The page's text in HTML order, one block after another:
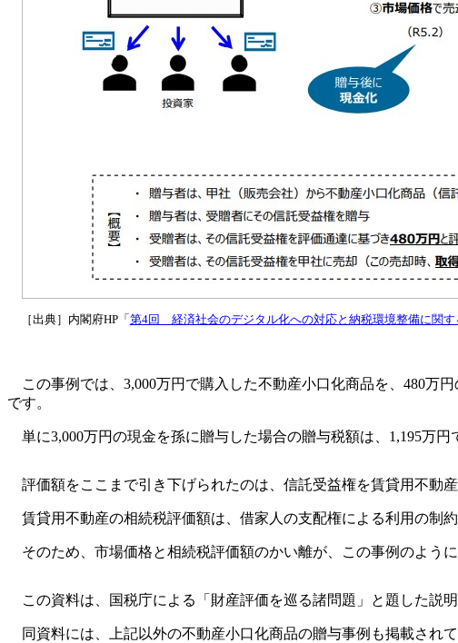
［出典］内閣府HP「 第4回 経済社会のデジタル化への対応と納税環境整備に関
この事例では、3,000万円で購入した不動産小口化商品を、480万
です。
単に3,000万円の現金を孫に贈与した場合の贈与税額は、1,195万
評価額をここまで引き下げられたのは、信託受益権を賃貸用不動
賃貸用不動産の相続税評価額は、借家人の支配権による利用の制
そのため、市場価格と相続税評価額のかい離が、この事例のように
この資料は、国税庁による「財産評価を巡る諸問題」と題した説明
同資料には、上記以外の不動産小口化商品の贈与事例も掲載され